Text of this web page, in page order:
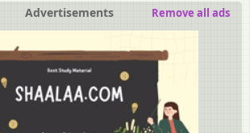
Advertisements Remove all ads